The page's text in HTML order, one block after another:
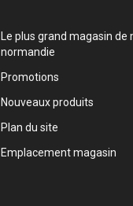
Le plus grand magasin de
normandie
Promotions
Nouveaux produits
Plan du site
Emplacement magasin